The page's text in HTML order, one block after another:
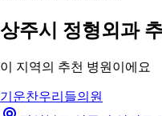
상주시 정형외과
이 지역의 추천 병원이에요
기운찬우리들의원